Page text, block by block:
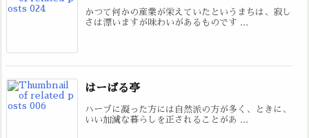
かつて何かの産業が栄えていたというまちは、寂し
さは漂いますが味わいがあるものです ...
はーばる亭
ハーブに凝った方には自然派の方が多く、ときに、
いい加減な暮らしを正されることがあ ...